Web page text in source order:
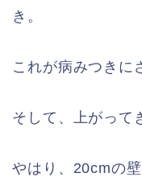
き。
これが病みつきに
そして、上がって
やはり、20cmの